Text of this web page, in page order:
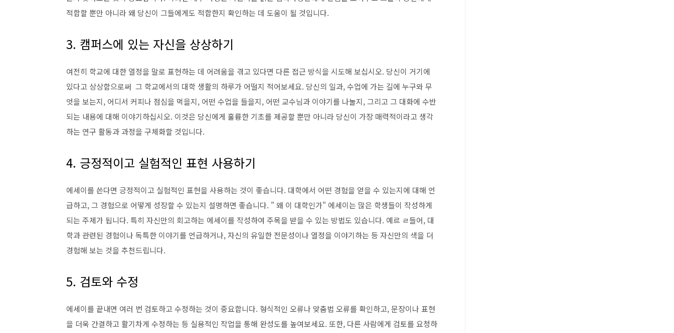
적합할뿐만 아니라 왜 당신이 그들에게도 적합한지 확인하는 데 도움이 될 것입니다.
3. 캠퍼스에 있는 자신을 상상하기
여전히 학교에 대한 열정을 말로 표현하는 데 어려움을 겪고 있다면 다른 접근 방식을 시도해 보십시오. 당신이 거기에
있다고 상상함으로써 그 학교에서의 대학 생활의 하루가 어떨지 적어보세요. 당신의 일과, 수업에 가는 길에 누구와 무
엇을 보는지, 어디서 커피나 점심을 먹을지, 어떤 수업을 들을지, 어떤 교수님과 이야기를 나눌지, 그리고 그 대화에 수반
되는 내용에 대해 이야기하십시오. 이것은 당신에게 훌륭한 기초를 제공할 뿐만 아니라 당신이 가장 매력적이라고 ​​생각
하는 연구 활동과 과정을 구체화할 것입니다.
4. 긍정적이고 실험적인 표현 사용하기
에세이를 쓴다면 긍정적이고 실험적인 표현을 사용하는 것이 좋습니다. 대학에서 어떤 경험을 얻을 수 있는지에 대해 언
급하고, 그 경험으로 어떻게 성장할 수 있는지 설명하면 좋습니다. " 왜 이 대학인가" 에세이는 많은 학생들이 작성하게
되는 주제가 됩니다. 특히 자신만의 회고하는 에세이를 작성하여 주목을 받을 수 있는 방법도 있습니다. 예르 ㄹ들어, 대
학과 관련된 경험이나 독특한 이야기를 언급하거나, 자신의 유일한 전문성이나 열정을 이야기하는 등 자신만의 색을 더
경험해 보는 것을 추천드립니다.
5. 검토와 수정
에세이를 끝내면 여러 번 검토하고 수정하는 것이 중요합니다. 형식적인 오류나 맞춤법 오류를 확인하고, 문장이나 표현
을 더욱 간결하고 활기차게 수정하는 등 실용적인 작업을 통해 완성도를 높여보세요. 또한, 다른 사람에게 검토를 요청하